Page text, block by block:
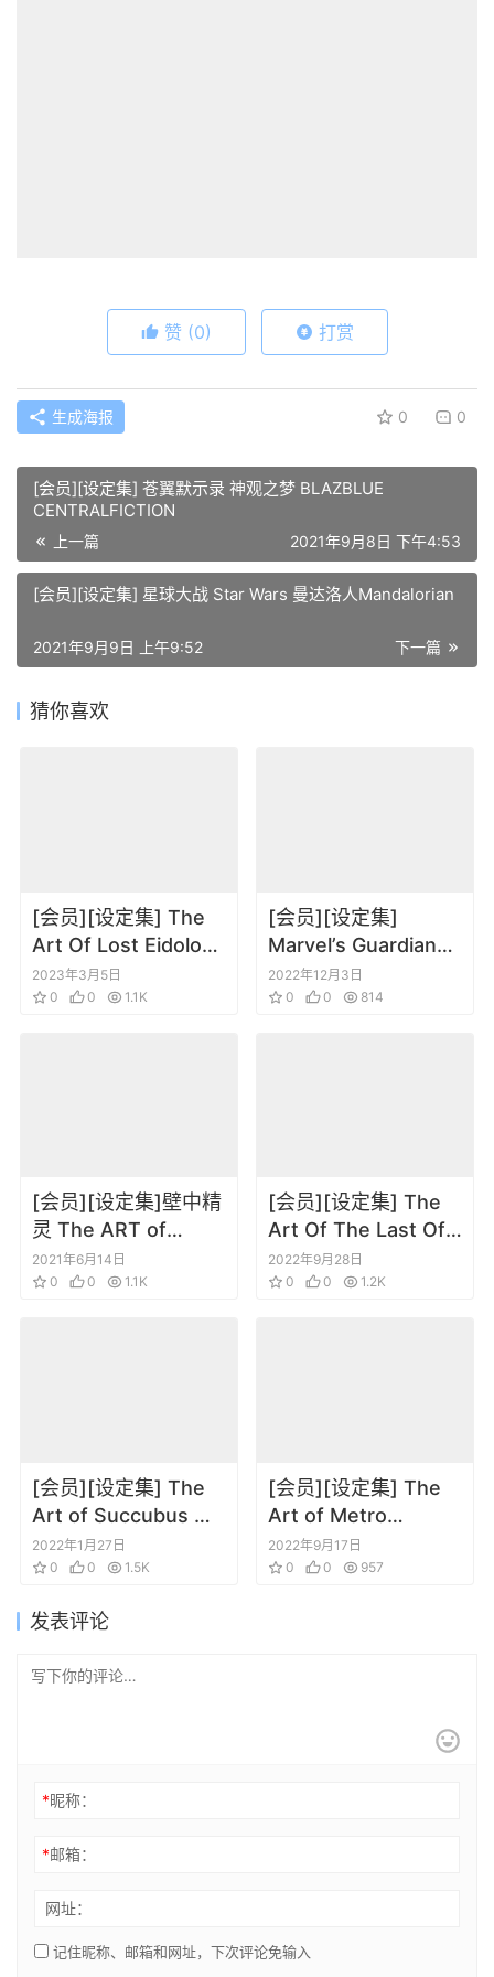
赞 (0) 打赏
生成海报 0 0
[会员][设定集] 苍翼默示录 神观之梦 BLAZBLUE
CENTRALFICTION
上一篇 2021年9月8日 下午4:53
[会员][设定集] 星球大战 Star Wars 曼达洛人Mandalorian
下一篇
2021年9月9日 上午9:52
猜你喜欢
[会员][设定集] The
Art Of Lost Eidolons
幻灵降世录
2023年3月5日
0
0 1.1K
[会员][设定集]
Marvel’s Guardians
of the Galaxy The
Art of the Game
2022年12月3日
0
0 814
[会员][设定集]壁中精
灵 The ART of
Concrete Genie 概
念设定原画插画集
2021年6月14日
0
0 1.1K
[会员][设定集] The
Art Of The Last Of
Us 最后生还者
2022年9月28日
0
0 1.2K
[会员][设定集] The
Art of Succubus 魅
魔游戏设定
2022年1月27日
0
0 1.5K
[会员][设定集] The
Art of Metro
Exodus 地铁：离去
2022年9月17日
0
0 957
发表评论
*昵称：
*邮箱：
网址：
记住昵称、邮箱和网址，下次评论免输入